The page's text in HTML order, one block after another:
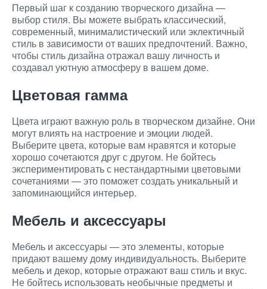
Первый шаг к созданию творческого дизайна —
выбор стиля. Вы можете выбрать классический,
современный, минималистический или эклектичный
стиль в зависимости от ваших предпочтений. Важно,
чтобы стиль дизайна отражал вашу личность и
создавал уютную атмосферу в вашем доме.
Цветовая гамма
Цвета играют важную роль в творческом дизайне. Они
могут влиять на настроение и эмоции людей.
Выберите цвета, которые вам нравятся и которые
хорошо сочетаются друг с другом. Не бойтесь
экспериментировать с нестандартными цветовыми
сочетаниями — это поможет создать уникальный и
запоминающийся интерьер.
Мебель и аксессуары
Мебель и аксессуары — это элементы, которые
придают вашему дому индивидуальность. Выберите
мебель и декор, которые отражают ваш стиль и вкус.
Не бойтесь использовать необычные предметы и